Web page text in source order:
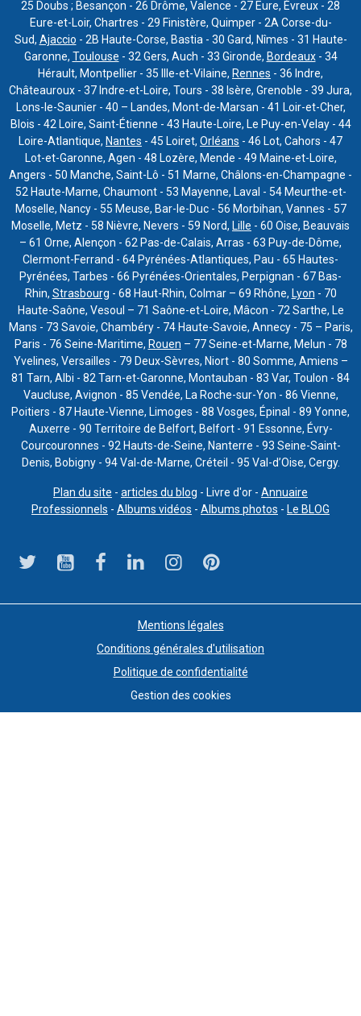
25 Doubs ; Besançon - 26 Drôme, Valence - 27 Eure, Évreux - 28
Eure-et-Loir, Chartres - 29 Finistère, Quimper - 2A Corse-du-
Sud, Ajaccio - 2B Haute-Corse, Bastia - 30 Gard, Nîmes - 31 Haute-
Garonne, Toulouse - 32 Gers, Auch - 33 Gironde, Bordeaux- 34
Hérault, Montpellier - 35 Ille-et-Vilaine, Rennes - 36 Indre,
Châteauroux - 37 Indre-et-Loire, Tours - 38 Isère, Grenoble - 39 Jura,
Lons-le-Saunier - 40 – Landes, Mont-de-Marsan - 41 Loir-et-Cher,
Blois - 42 Loire, Saint-Étienne - 43 Haute-Loire, Le Puy-en-Velay - 44
Loire-Atlantique, Nantes - 45 Loiret, Orléans - 46 Lot, Cahors - 47
Lot-et-Garonne, Agen - 48 Lozère, Mende - 49 Maine-et-Loire,
Angers - 50 Manche, Saint-Lô - 51 Marne, Châlons-en-Champagne -
52 Haute-Marne, Chaumont - 53 Mayenne, Laval - 54 Meurthe-et-
Moselle, Nancy - 55 Meuse, Bar-le-Duc - 56 Morbihan, Vannes - 57
Moselle, Metz - 58 Nièvre, Nevers - 59 Nord, Lille - 60 Oise, Beauvais
– 61 Orne, Alençon - 62 Pas-de-Calais, Arras - 63 Puy-de-Dôme,
Clermont-Ferrand - 64 Pyrénées-Atlantiques, Pau - 65 Hautes-
Pyrénées, Tarbes - 66 Pyrénées-Orientales, Perpignan - 67 Bas-
Rhin, Strasbourg - 68 Haut-Rhin, Colmar – 69 Rhône, Lyon - 70
Haute-Saône, Vesoul – 71 Saône-et-Loire, Mâcon - 72 Sarthe, Le
Mans - 73 Savoie, Chambéry - 74 Haute-Savoie, Annecy - 75 – Paris,
Paris - 76 Seine-Maritime, Rouen – 77 Seine-et-Marne, Melun - 78
Yvelines, Versailles - 79 Deux-Sèvres, Niort - 80 Somme, Amiens –
81 Tarn, Albi - 82 Tarn-et-Garonne, Montauban - 83 Var, Toulon - 84
Vaucluse, Avignon - 85 Vendée, La Roche-sur-Yon - 86 Vienne,
Poitiers - 87 Haute-Vienne, Limoges - 88 Vosges, Épinal - 89 Yonne,
Auxerre - 90 Territoire de Belfort, Belfort - 91 Essonne, Évry-
Courcouronnes - 92 Hauts-de-Seine, Nanterre - 93 Seine-Saint-
Denis, Bobigny - 94 Val-de-Marne, Créteil - 95 Val-d’Oise, Cergy.
Plan du site - articles du blog - Livre d'or - Annuaire
Professionnels - Albums vidéos - Albums photos - Le BLOG
Mentions légales
Conditions générales d'utilisation
Politique de confidentialité
Gestion des cookies